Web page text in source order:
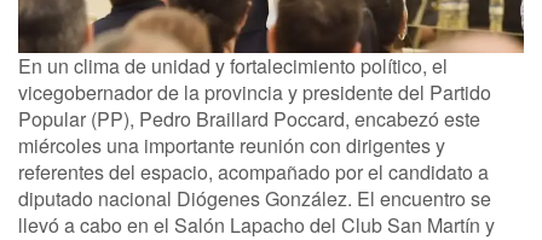
En un clima de unidad y fortalecimiento político, el
vicegobernador de la provincia y presidente del Partido
Popular (PP), Pedro Braillard Poccard, encabezó este
miércoles una importante reunión con dirigentes y
referentes del espacio, acompañado por el candidato a
diputado nacional Diógenes González. El encuentro se
llevó a cabo en el Salón Lapacho del Club San Martín y